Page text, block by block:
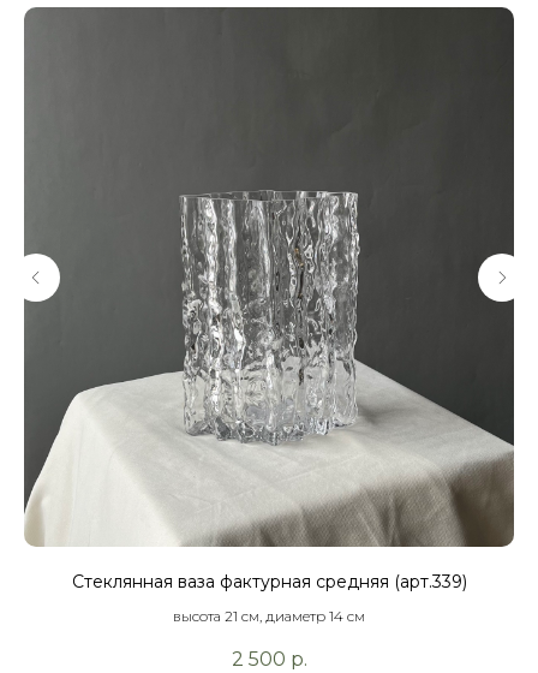
Стеклянная ваза фактурная средняя (арт.339)
высота 21 см, диаметр 14 см
2 500 р.